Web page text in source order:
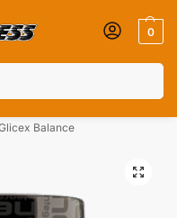
0
nel Carrello!
Balance